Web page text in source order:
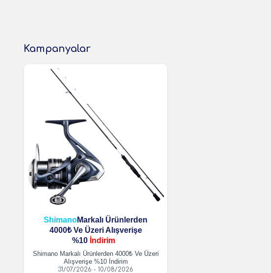
Kampanyalar
ShimanoMarkalı Ürünlerden
4000₺ Ve Üzeri Alışverişe
%10 İndirim
Shimano Markalı Ürünlerden 4000₺ Ve Üzeri
Alışverişe %10 İndirim
31/07/2026 - 10/08/2026